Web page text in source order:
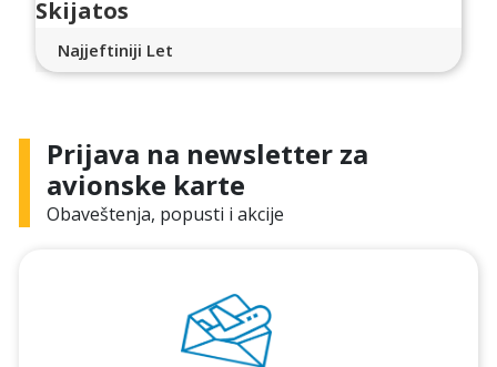
Skijatos
Najjeftiniji Let
Prijava na newsletter za
avionske karte
Obaveštenja, popusti i akcije